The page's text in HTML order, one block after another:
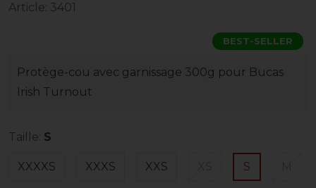
Article: 3401
BEST-SELLER
Protège-cou avec garnissage 300g pour Bucas
Irish Turnout
Taille: S
XXXXS XXXS XXS S